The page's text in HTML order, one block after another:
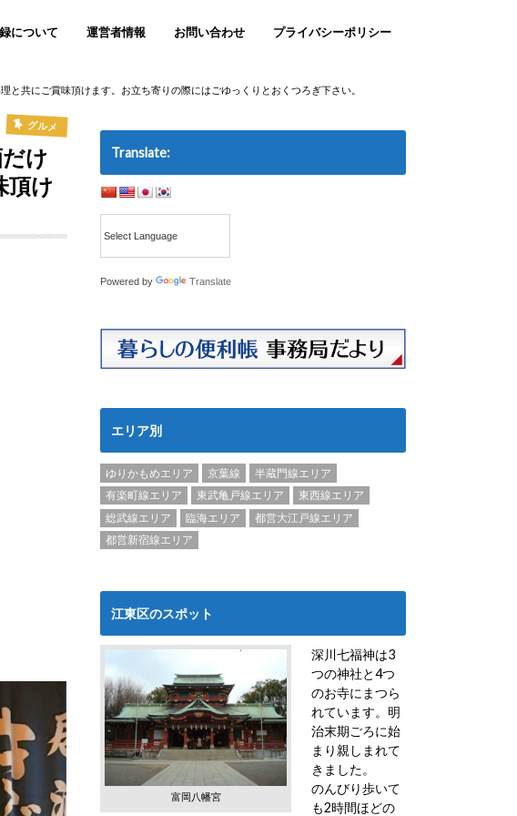
について 運営者情報 お問い合わせ プライバシーポリシー
共にご賞味頂けます。お立ち寄りの際にはごゆっくりとおくつろぎ下さい。
グルメ
け
頂け
Translate:
Powered by Translate
エリア別
ゆりかもめエリア 京葉線
半蔵門線エリア
有楽町線エリア
東武亀戸線エリア
東西線エリア
総武線エリア
臨海エリア
都営大江戸線エリア
都営新宿線エリア
江東区のスポット
富岡八幡宮
深川七福神は3
つの神社と4つ
のお寺にまつら
れています。明
治末期ごろに始
まり親しまれて
きました。
のんびり歩いて
も2時間ほどの